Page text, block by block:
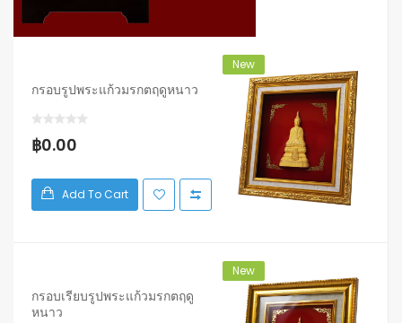
New
กรอบรูปพระแก้วมรกตฤดูหนาว
฿0.00
Add To Cart
New
กรอบเรียบรูปพระแก้วมรกตฤดู
หนาว